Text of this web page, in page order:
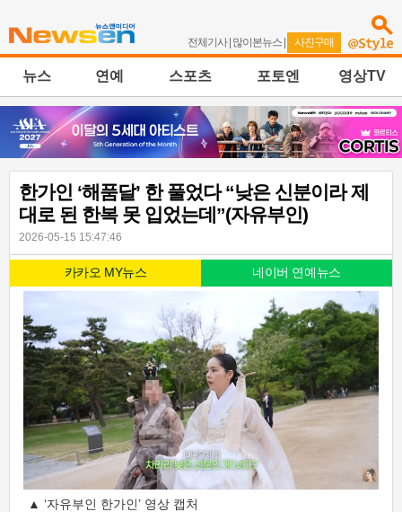
전체기사| 많이본뉴스 | 사진구매
뉴스 연예 스포츠 포토엔 영상TV
한가인 ‘해품달’ 한 풀었다 “낮은 신분이라 제
대로 된 한복 못 입었는데”(자유부인)
2026-05-15 15:47:46
카카오 MY뉴스 네이버 연예뉴스
▲ ‘자유부인 한가인’ 영상 캡처